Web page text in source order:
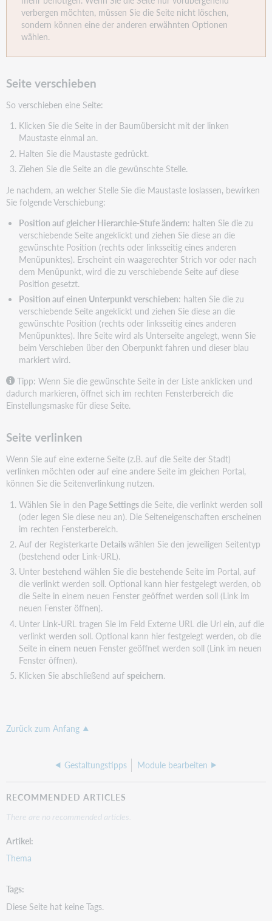
verbergen möchten, müssen Sie die Seite nicht löschen,
sondern können eine der anderen erwähnten Optionen
wählen.
Seite verschieben
So verschieben eine Seite:
Klicken Sie die Seite in der Baumübersicht mit der linken
Maustaste einmal an.
Halten Sie die Maustaste gedrückt.
Ziehen Sie die Seite an die gewünschte Stelle.
Je nachdem, an welcher Stelle Sie die Maustaste loslassen, bewirken
Sie folgende Verschiebung:
Position auf gleicher Hierarchie-Stufe ändern: halten Sie die zu
verschiebende Seite angeklickt und ziehen Sie diese an die
gewünschte Position (rechts oder linksseitig eines anderen
Menüpunktes). Erscheint ein waagerechter Strich vor oder nach
dem Menüpunkt, wird die zu verschiebende Seite auf diese
Position gesetzt.
Position auf einen Unterpunkt verschieben: halten Sie die zu
verschiebende Seite angeklickt und ziehen Sie diese an die
gewünschte Position (rechts oder linksseitig eines anderen
Menüpunktes). Ihre Seite wird als Unterseite angelegt, wenn Sie
beim Verschieben über den Oberpunkt fahren und dieser blau
markiert wird.
Tipp: Wenn Sie die gewünschte Seite in der Liste anklicken und
dadurch markieren, öffnet sich im rechten Fensterbereich die
Einstellungsmaske für diese Seite.
Seite verlinken
Wenn Sie auf eine externe Seite (z.B. auf die Seite der Stadt)
verlinken möchten oder auf eine andere Seite im gleichen Portal,
können Sie die Seitenverlinkung nutzen.
Wählen Sie in den Page Settingsdie Seite, die verlinkt werden soll
(oder legen Sie diese neu an). Die Seiteneigenschaften erscheinen
im rechten Fensterbereich.
Auf der Registerkarte Detailswählen Sie den jeweiligen Seitentyp
(bestehend oder Link-URL).
Unter bestehend wählen Sie die bestehende Seite im Portal, auf
die verlinkt werden soll. Optional kann hier festgelegt werden, ob
die Seite in einem neuen Fenster geöffnet werden soll (Link im
neuen Fenster öffnen).
Unter Link-URL tragen Sie im Feld Externe URL die Url ein, auf die
verlinkt werden soll. Optional kann hier festgelegt werden, ob die
Seite in einem neuen Fenster geöffnet werden soll (Link im neuen
Fenster öffnen).
Klicken Sie abschließend auf speichern.
Zurück zum Anfang
Gestaltungstipps Module bearbeiten
RECOMMENDED ARTICLES
There are no recommended articles.
Artikel
Thema
Tags
Diese Seite hat keine Tags.